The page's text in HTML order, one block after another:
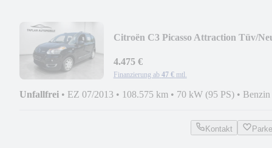
Citroën C3 Picasso Attraction Tüv/
4.475 €
Finanzierung ab 47 € mtl.
Unfallfrei • EZ 07/2013 • 108.575 km • 70 kW (95 PS) • Benzin
Kontakt